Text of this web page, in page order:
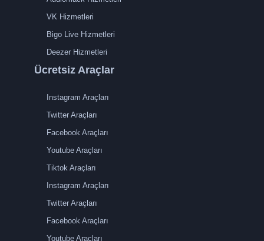
VK Hizmetleri
Bigo Live Hizmetleri
Deezer Hizmetleri
Ücretsiz Araçlar
Instagram Araçları
Twitter Araçları
Facebook Araçları
Youtube Araçları
Tiktok Araçları
Instagram Araçları
Twitter Araçları
Facebook Araçları
Youtube Araçları